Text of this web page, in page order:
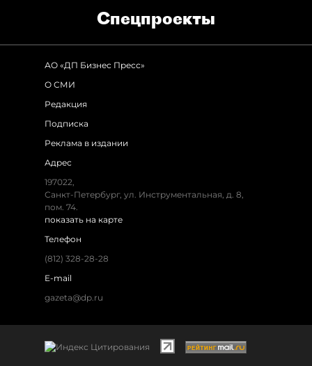
Спец­проекты
АО «ДП Бизнес Пресс»
О СМИ
Редакция
Подписка
Реклама в издании
Адрес
197022,
Санкт-Петербург, ул. Инструментальная, д. 8,
пом. 74.
показать на карте
Телефон
(812) 328-28-28
E-mail
gazeta@dp.ru